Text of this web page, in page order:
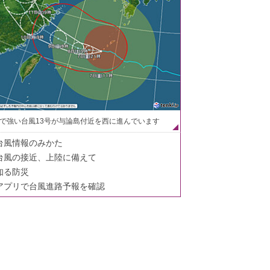
強い台風13号が与論島付近を西に進んでいます
風情報のみかた
風の接近、上陸に備えて
る防災
プリで台風進路予報を確認